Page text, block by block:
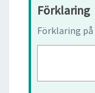
Förklaring
Förklaring